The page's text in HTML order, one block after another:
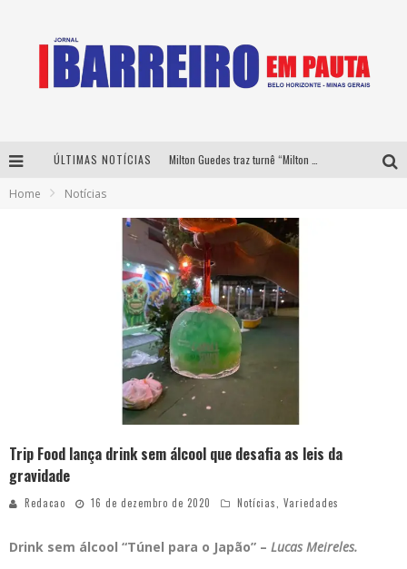
ÚLTIMAS NOTÍCIAS
Home Notícias
Trip Food lança drink sem álcool que desafia as leis da
gravidade
Redacao 16 de dezembro de 2020 Notícias, Variedades
Drink sem álcool “Túnel para o Japão” – Lucas Meireles.